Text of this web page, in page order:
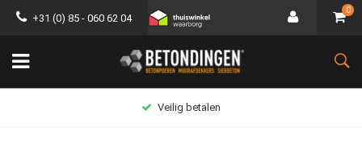
+31 (0) 85 - 060 62 04
0
Groot assortiment